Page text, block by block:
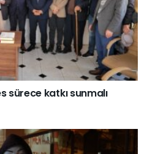
sürece katkı sunmalı